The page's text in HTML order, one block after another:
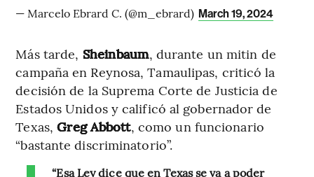
— Marcelo Ebrard C. (@m_ebrard) March 19, 2024
Más tarde, Sheinbaum, durante un mitin de
campaña en Reynosa, Tamaulipas, criticó la
decisión de la Suprema Corte de Justicia de
Estados Unidos y calificó al gobernador de
Texas,Greg Abbott, como un funcionario
“bastante discriminatorio”.
“Esa Ley dice que en Texas se va a poder